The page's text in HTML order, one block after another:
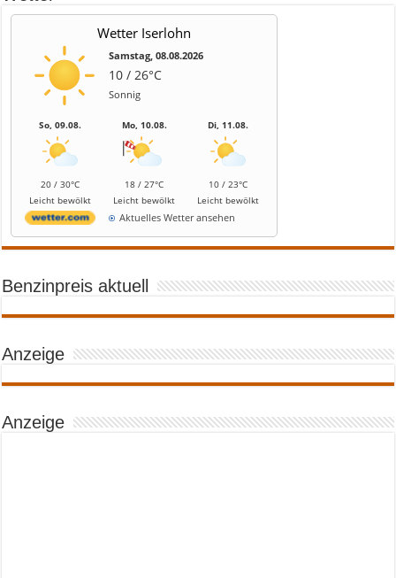
Wetter Iserlohn
Samstag, 08.08.2026
10 / 26°C
Sonnig
So, 09.08.
20 / 30°C
Leicht bewölkt
Mo, 10.08.
18 / 27°C
Leicht bewölkt
Di, 11.08.
10 / 23°C
Leicht bewölkt
Aktuelles Wetter ansehen
Benzinpreis aktuell
Anzeige
Anzeige